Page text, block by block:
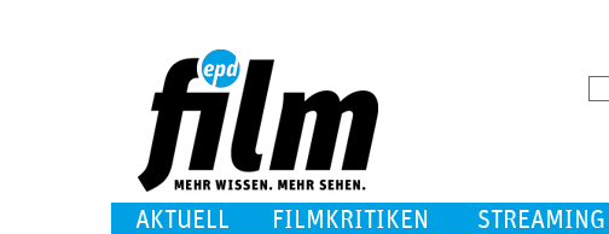
AKTUELL FILMKRITIKEN STREAMING